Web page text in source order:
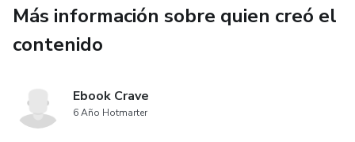
Más información sobre quien creó el
contenido
Ebook Crave
6 Año Hotmarter